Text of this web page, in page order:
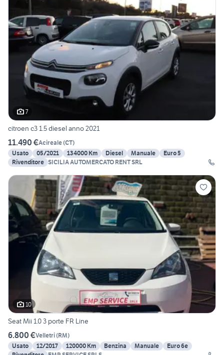
7
citroen c3 1.5 diesel anno 2021
11.490 €Acireale(CT)
Usato
05/2021 134000 Km Diesel Manuale
Euro 5
Rivenditore SICILIA AUTOMERCATO RENT SRL
10
Seat Mii 1.0 3 porte FR Line
6.800 €Velletri(RM)
Usato
12/2017 120000 Km Benzina Manuale
Euro 6e